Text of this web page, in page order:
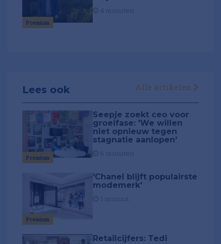
Premium
Lees ook Alle artikelen
Premium
Seepje zoekt ceo voor
groeifase: 'We willen
niet opnieuw tegen
stagnatie aanlopen'
Premium
'Chanel blijft populairste
modemerk'
Retailcijfers: Tedi